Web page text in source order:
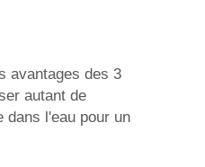
avantages des 3
autant de
l'eau pour un